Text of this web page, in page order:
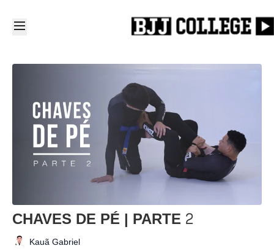
CHAVES DE PÉ | PARTE 2
Kauã Gabriel